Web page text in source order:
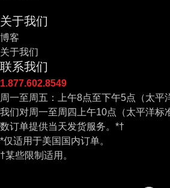
关于我们
博客
关于我们
联系我们
1.877.602.8549
周一至周五：上午8点至下午5点（太平
我们对周一至周四上午10点（太平洋标
数订单提供当天发货服务。*†
*仅适用于美国国内订单。
†某些限制适用。